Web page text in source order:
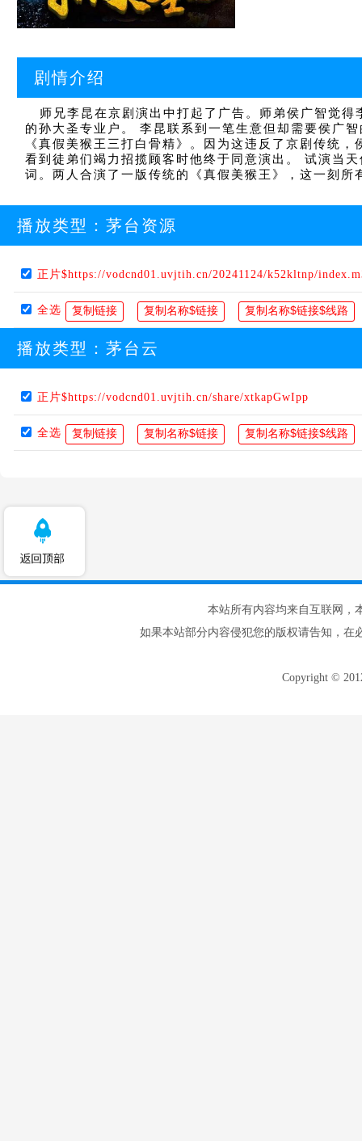
剧情介绍
师兄李昆在京剧演出中打起了广告。师弟侯广智觉得
的孙大圣专业户。 李昆联系到一笔生意但却需要侯广
《真假美猴王三打白骨精》。因为这违反了京剧传统
看到徒弟们竭力招揽顾客时他终于同意演出。 试演当
词。两人合演了一版传统的《真假美猴王》，这一刻所
播放类型： 茅台资源
正片$https://vodcnd01.uvjtih.cn/20241124/k52kltnp/
全选
播放类型： 茅台云
正片$https://vodcnd01.uvjtih.cn/share/xtkapGwIpp
全选
本站所有内容均来自互联网，
如果本站部分内容侵犯您的版权请告知，在
Copyright ©